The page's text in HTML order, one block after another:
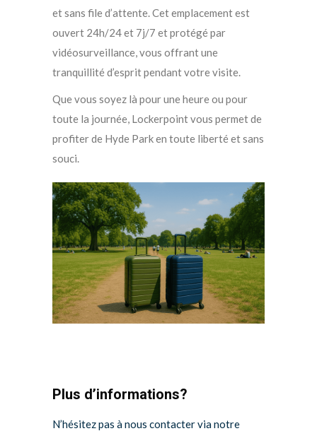
et sans file d’attente. Cet emplacement est
ouvert 24h/24 et 7j/7 et protégé par
vidéosurveillance, vous offrant une
tranquillité d’esprit pendant votre visite.
Que vous soyez là pour une heure ou pour
toute la journée, Lockerpoint vous permet de
profiter de Hyde Park en toute liberté et sans
souci.
Plus d’informations?
N’hésitez pas à nous contacter via notre